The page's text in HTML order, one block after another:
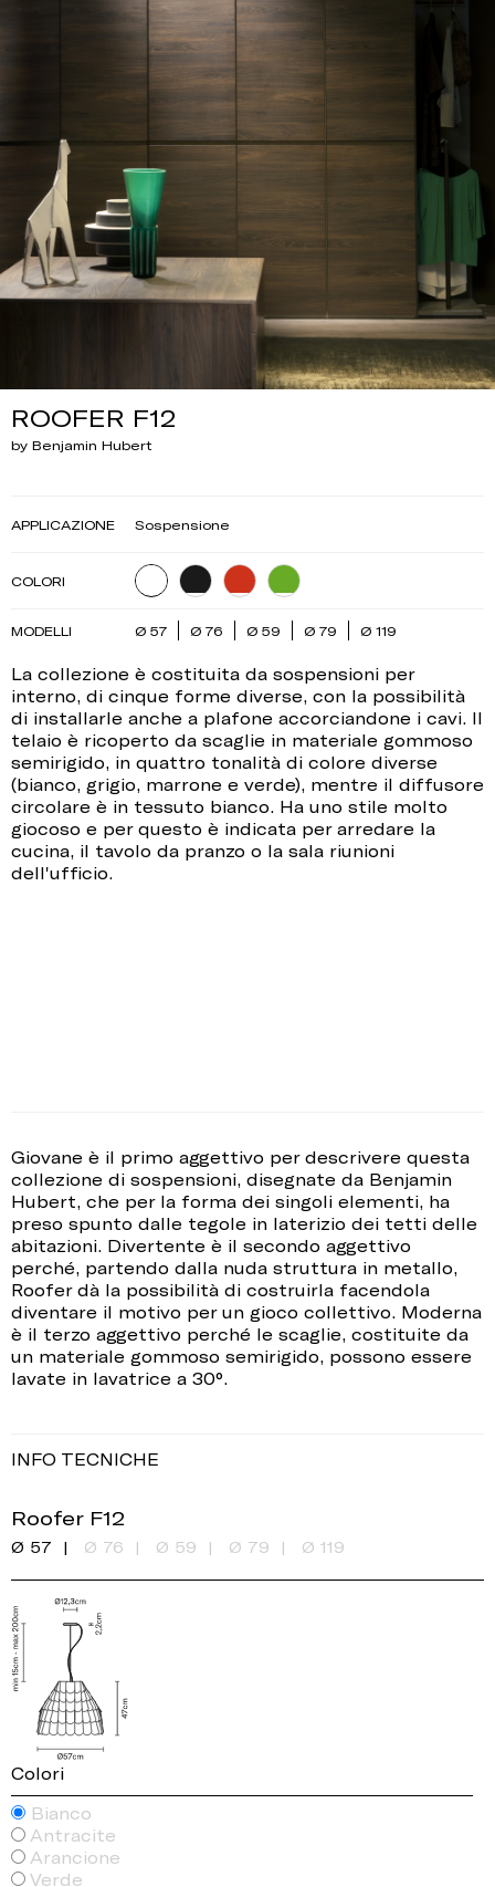
ROOFER F12
by Benjamin Hubert
La collezione è costituita da sospensioni per
interno, di cinque forme diverse, con la possibilità
di installarle anche a plafone accorciandone i cavi. Il
telaio è ricoperto da scaglie in materiale gommoso
semirigido, in quattro tonalità di colore diverse
(bianco, grigio, marrone e verde), mentre il diffusore
circolare è in tessuto bianco. Ha uno stile molto
giocoso e per questo è indicata per arredare la
cucina, il tavolo da pranzo o la sala riunioni
dell'ufficio.
APPLICAZIONE Sospensione
COLORI
MODELLI Ø 57 Ø 76 Ø 59 Ø 79 Ø 119
Giovane è il primo aggettivo per descrivere questa
collezione di sospensioni, disegnate da Benjamin
Hubert, che per la forma dei singoli elementi, ha
preso spunto dalle tegole in laterizio dei tetti delle
abitazioni. Divertente è il secondo aggettivo
perché, partendo dalla nuda struttura in metallo,
Roofer dà la possibilità di costruirla facendola
diventare il motivo per un gioco collettivo. Moderna
è il terzo aggettivo perché le scaglie, costituite da
un materiale gommoso semirigido, possono essere
lavate in lavatrice a 30°.
INFO TECNICHE
Roofer F12
Ø 57 Ø 76 Ø 59 Ø 79 Ø 119
Colori
Bianco
Antracite
Arancione
Verde